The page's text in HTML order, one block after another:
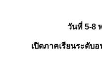
วันที่ 5-8
เปิดภาคเรียนระดับอ